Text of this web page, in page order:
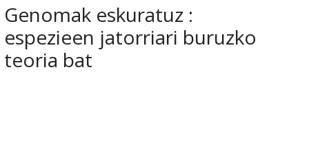
Genomak eskuratuz :
espezieen jatorriari buruzko
teoria bat